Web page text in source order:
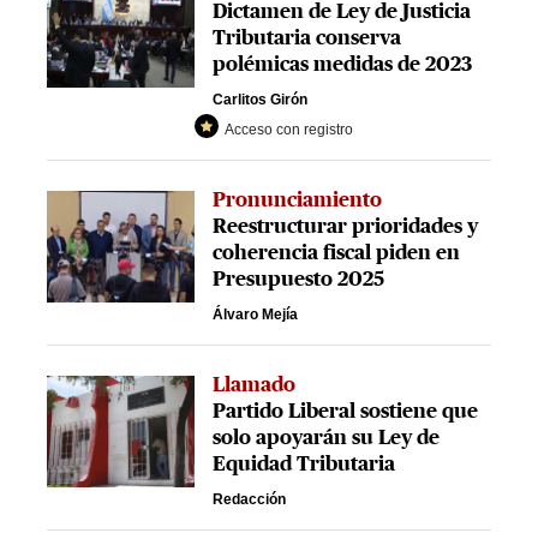
Dictamen de Ley de Justicia
Tributaria conserva
polémicas medidas de 2023
Carlitos Girón
Acceso con registro
Pronunciamiento
Reestructurar prioridades y
coherencia fiscal piden en
Presupuesto 2025
Álvaro Mejía
Llamado
Partido Liberal sostiene que
solo apoyarán su Ley de
Equidad Tributaria
Redacción